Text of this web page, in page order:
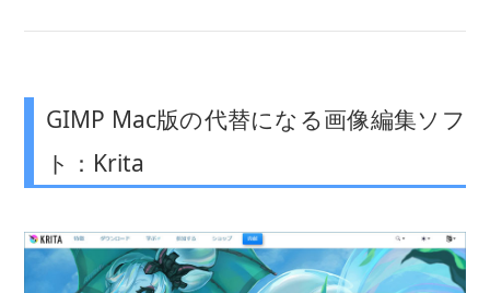
GIMP Mac版の代替になる画像編集ソフ
ト：Krita